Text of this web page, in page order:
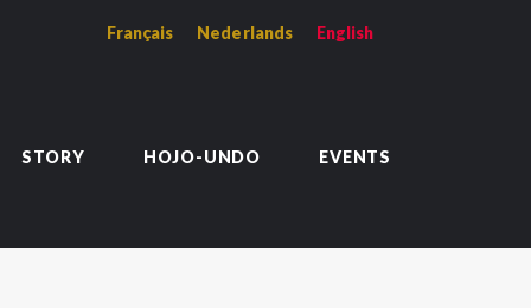
Français Nederlands English
STORY HOJO-UNDO EVENTS